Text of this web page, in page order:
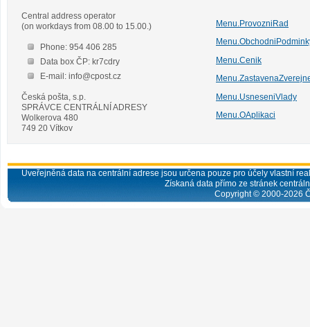
Central address operator
(on workdays from 08.00 to 15.00.)
Phone: 954 406 285
Data box ČP: kr7cdry
E-mail: info@cpost.cz
Česká pošta, s.p.
SPRÁVCE CENTRÁLNÍ ADRESY
Wolkerova 480
749 20 Vítkov
Menu.ProvozniRad
Menu.Cenik
Menu.UsneseniVlady
Menu.OAplikaci
Uveřejněná data na centrální adrese jsou určena pouze pro účely vlastní
Získaná data přímo ze stránek
Copyright © 2000-2026